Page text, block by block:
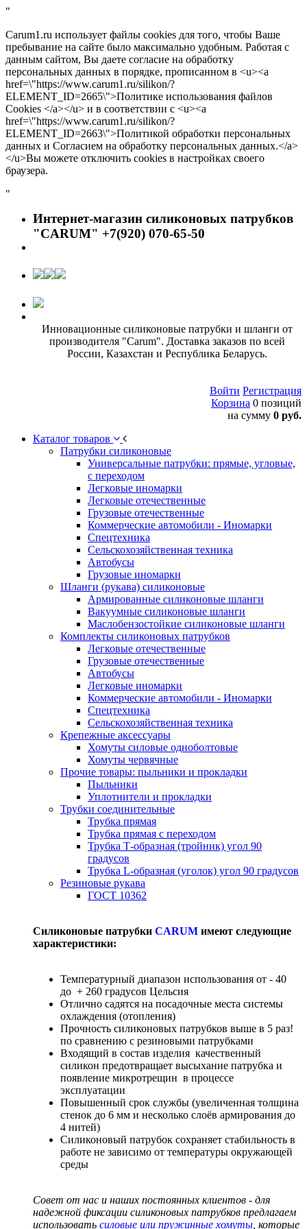
"
Carum1.ru использует файлы cookies для того, чтобы Ваше
пребывание на сайте было максимально удобным. Работая с
данным сайтом, Вы даете согласие на обработку
персональных данных в порядке, прописанном в <u><a
href=\"https://www.carum1.ru/silikon/?
ELEMENT_ID=2665\">Политике использования файлов
Cookies </a></u> и в соответствии с <u><a
href=\"https://www.carum1.ru/silikon/?
ELEMENT_ID=2663\">Политикой обработки персональных
данных и Согласием на обработку персональных данных.</a>
</u>Вы можете отключить cookies в настройках своего
браузера.
"
Интернет-магазин силиконовых патрубков
"CARUM" +7(920) 070-65-50
Инновационные силиконовые патрубки и шланги от
производителя "Carum". Доставка заказов по всей
России, Казахстан и Республика Беларусь.
Войти Регистрация
Корзина 0 позиций
на сумму 0 руб.
Каталог товаров
Патрубки силиконовые
Универсальные патрубки: прямые, угловые,
с переходом
Легковые иномарки
Легковые отечественные
Грузовые отечественные
Коммерческие автомобили - Иномарки
Спецтехника
Сельскохозяйственная техника
Автобусы
Грузовые иномарки
Шланги (рукава) силиконовые
Армированные силиконовые шланги
Вакуумные силиконовые шланги
Маслобензостойкие силиконовые шланги
Комплекты силиконовых патрубков
Легковые отечественные
Грузовые отечественные
Автобусы
Легковые иномарки
Коммерческие автомобили - Иномарки
Спецтехника
Сельскохозяйственная техника
Крепежные аксессуары
Хомуты силовые одноболтовые
Хомуты червячные
Прочие товары: пыльники и прокладки
Пыльники
Уплотнители и прокладки
Трубки соединительные
Трубка прямая
Трубка прямая с переходом
Трубка Т-образная (тройник) угол 90
градусов
Трубка L-образная (уголок) угол 90 градусов
Резиновые рукава
ГОСТ 10362
Силиконовые патрубки CARUM имеют следующие
характеристики:
Температурный диапазон использования от - 40
до + 260 градусов Цельсия
Отлично садятся на посадочные места системы
охлаждения (отопления)
Прочность силиконовых патрубков выше в 5 раз!
по сравнению с резиновыми патрубками
Входящий в состав изделия качественный
силикон предотвращает высыхание патрубка и
появление микротрещин в процессе
эксплуатации
Повышенный срок службы (увеличенная толщина
стенок до 6 мм и несколько слоёв армирования до
4 нитей)
Силиконовый патрубок сохраняет стабильность в
работе не зависимо от температуры окружающей
среды
Совет от нас и наших постоянных клиентов - для
надежной фиксации силиконовых патрубков предлагаем
использовать силовые или пружинные хомуты , которые